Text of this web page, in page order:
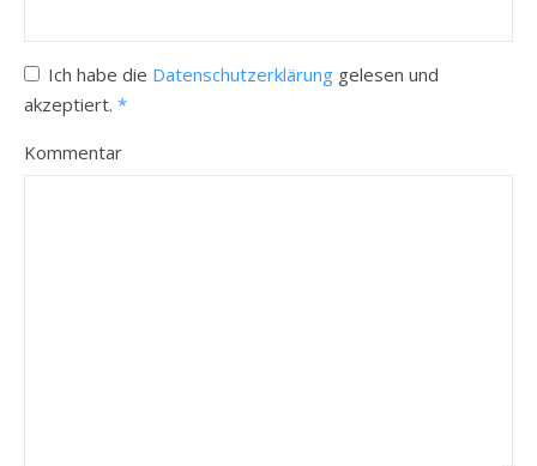
Ich habe die Datenschutzerklärung gelesen und
akzeptiert. *
Kommentar